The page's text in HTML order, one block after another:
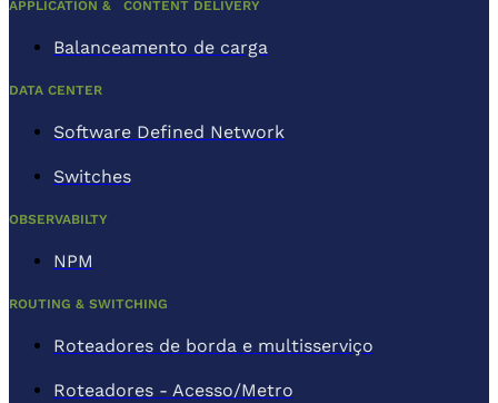
APPLICATION & CONTENT DELIVERY
Balanceamento de carga
DATA CENTER
Software Defined Network
Switches
OBSERVABILTY
NPM
ROUTING & SWITCHING
Roteadores de borda e multisserviço
Roteadores - Acesso/Metro